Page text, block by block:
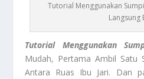
Tutorial Menggunakan
Langsung
Tutorial Menggunakan
Mudah, Pertama Ambil Satu
Antara Ruas Ibu Jari. Dan